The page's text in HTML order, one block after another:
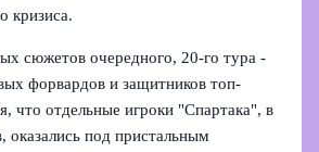
кризиса.
сюжетов очередного, 20-го тура -
форвардов и защитников топ-
что отдельные игроки "Спартака", в
оказались под пристальным